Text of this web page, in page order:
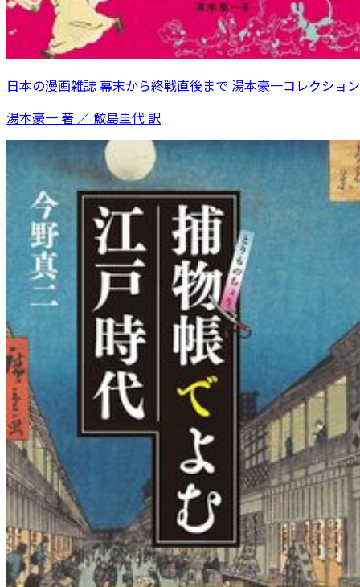
日本の漫画雑誌 幕末から終戦直後まで 湯本豪一コレクション
湯本豪一 著 ／ 鮫島圭代 訳